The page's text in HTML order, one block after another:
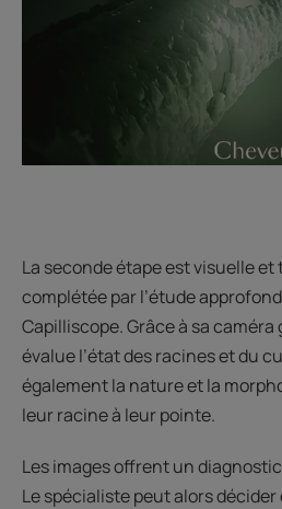
La seconde étape est visuelle
complétée par l’étude
Capilliscope. Grâce à sa caméra
évalue l’état des racines et du
également la nature et la
leur racine à leur pointe.
Les images offrent un
Le spécialiste peut alors décider